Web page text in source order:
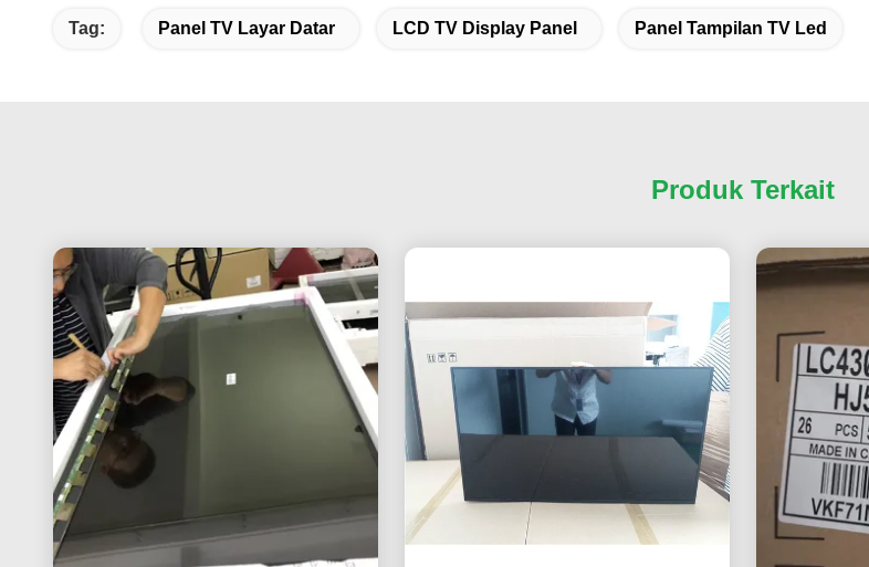
Tag: Panel TV Layar Datar LCD TV Display Panel Panel Tampilan TV Led
Produk Terkait